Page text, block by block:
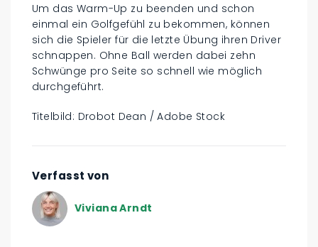
Um das Warm-Up zu beenden und schon
einmal ein Golfgefühl zu bekommen, können
sich die Spieler für die letzte Übung ihren Driver
schnappen. Ohne Ball werden dabei zehn
Schwünge pro Seite so schnell wie möglich
durchgeführt.
Titelbild: Drobot Dean / Adobe Stock
Verfasst von
Viviana Arndt